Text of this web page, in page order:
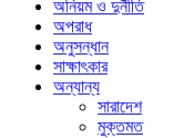
অনিয়ম ও দুর্নীতি
অপরাধ
অনুসন্ধান
সাক্ষাৎকার
অন্যান্য
সারাদেশ
মুক্তমত